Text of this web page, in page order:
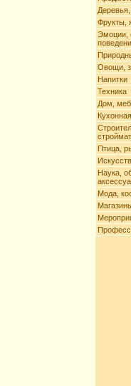
Фрукты,
Эмоции,
Овощи,
Напитки
Техника
Дом,
Птица,
Наука,
Мода,